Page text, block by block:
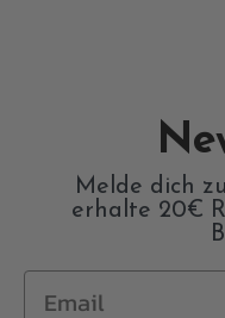
Melde dich
erhalte 20€